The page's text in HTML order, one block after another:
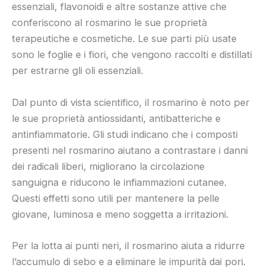
essenziali, flavonoidi e altre sostanze attive che
conferiscono al rosmarino le sue proprietà
terapeutiche e cosmetiche. Le sue parti più usate
sono le foglie e i fiori, che vengono raccolti e distillati
per estrarne gli oli essenziali.
Dal punto di vista scientifico, il rosmarino è noto per
le sue proprietà antiossidanti, antibatteriche e
antinfiammatorie. Gli studi indicano che i composti
presenti nel rosmarino aiutano a contrastare i danni
dei radicali liberi, migliorano la circolazione
sanguigna e riducono le infiammazioni cutanee.
Questi effetti sono utili per mantenere la pelle
giovane, luminosa e meno soggetta a irritazioni.
Per la lotta ai punti neri, il rosmarino aiuta a ridurre
l’accumulo di sebo e a eliminare le impurità dai pori.